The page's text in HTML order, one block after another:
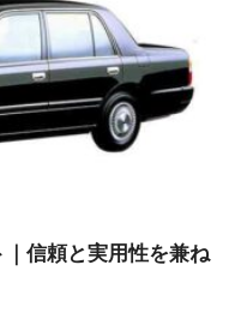
｜信頼と実用性を兼ね